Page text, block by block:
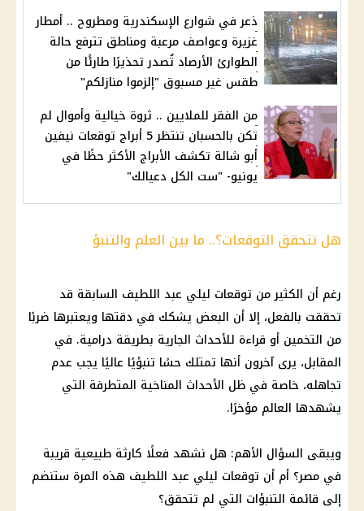
ذعر في شوارع الإسكندرية ومطروح .. أمطار
غزيرة وعواصف مرعبة ومناطق تترفع حالة
الطوارئ الأرصاد تُصدر تحذيرًا طارئًا من
طقس غير مسبوق "إلزموا منازلكم"
من الفقر للملايين .. ثروة خيالية وأموال لم
تكن بالحسبان تنتظر 5 أبراج توقعات نيفين
أبو شالة تكشف الأبراج الأكثر حظًا في
يونيو- "ست الكل دعيالك"
هل تتحقق التوقعات؟.. ما بين العلم والتنبؤ
رغم أن الكثير من توقعات ليلي عبد اللطيف السابقة قد
تحققت بالفعل، إلا أن البعض يشكك في دقتها ويعتبرها ضربًا
من التخمين أو قراءة للأحداث الجارية بطريقة درامية. في
المقابل، يرى آخرون أنها تمتلك حسًا تنبؤيًا عاليًا يجب عدم
تجاهله، خاصة في ظل الأحداث المناخية المتطرفة التي
يشهدها العالم مؤخرًا.
ويبقى السؤال الأهم: هل نشهد فعلًا كارثة طبيعية قريبة
في مصر؟ أم أن توقعات ليلي عبد اللطيف هذه المرة ستنضم
إلى قائمة التنبؤات التي لم تتحقق؟